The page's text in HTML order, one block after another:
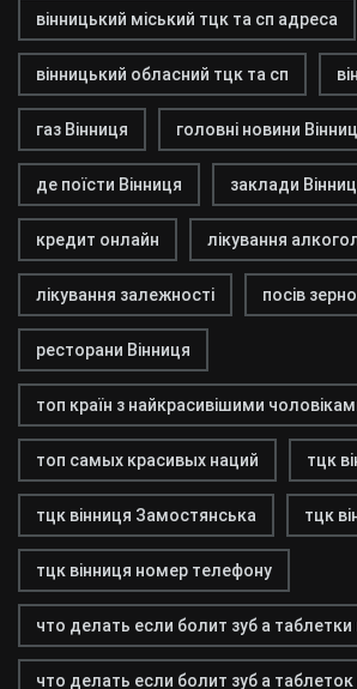
вінницький міський тцк та сп адреса
вінницький обласний тцк та сп
газ Вінниця головні новини
де поїсти Вінниця заклади
кредит онлайн лікування
лікування залежності посів
ресторани Вінниця
топ країн з найкрасивішими
топ самых красивых наций тцк
тцк вінниця Замостянська тцк
тцк вінниця номер телефону
что делать если болит зуб а
что делать если болит зуб а таблеток